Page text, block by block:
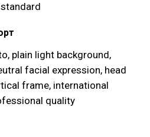
plain light background,
facial expression, head
frame, international
quality